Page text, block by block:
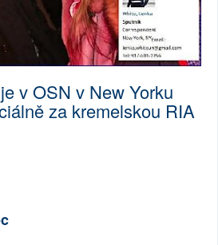
v OSN v New Yorku
za kremelskou RIA